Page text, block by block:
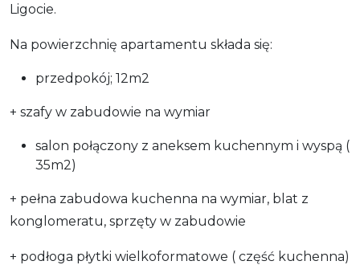
Ligocie.
Na powierzchnię apartamentu składa się:
przedpokój; 12m2
+ szafy w zabudowie na wymiar
salon połączony z aneksem kuchennym i wyspą (
35m2)
+ pełna zabudowa kuchenna na wymiar, blat z
konglomeratu, sprzęty w zabudowie
+ podłoga płytki wielkoformatowe ( część kuchenna)